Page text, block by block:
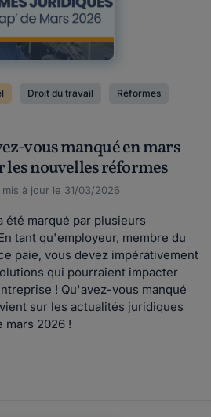
Droit du travail Réformes
vous manqué en mars
les nouvelles réformes
à jour le 31/03/2026
été marqué par plusieurs
tant qu'employeur, membre du
paie, vous devez impérativement
qui pourraient impacter
! Qu'avez-vous manqué
sur les actualités juridiques
mars 2026 !